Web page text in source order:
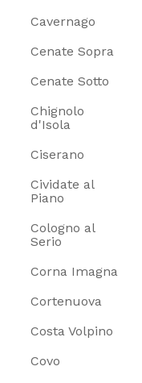
Cavernago
Cenate Sopra
Cenate Sotto
Chignolo
d'Isola
Ciserano
Cividate al
Piano
Cologno al
Serio
Corna Imagna
Cortenuova
Costa Volpino
Covo